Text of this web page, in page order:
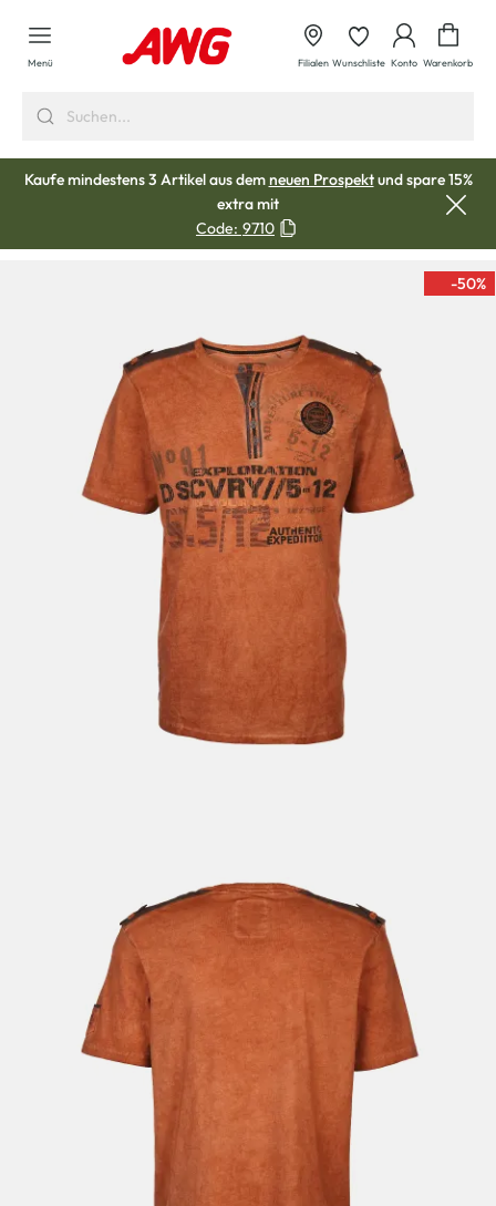
springen
Menü Filialen Wunschliste Konto Warenkorb
Kaufe mindestens 3 Artikel aus demneuen Prospektund spare 15%
extra mit
Code: 9710
-50%